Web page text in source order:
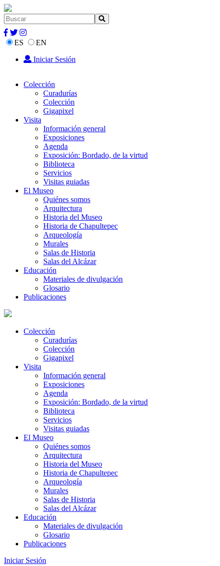
ES
EN
Iniciar Sesión
Colección
Curadurías
Colección
Gigapixel
Visita
Información general
Exposiciones
Agenda
Exposición: Bordado, de la virtud
Biblioteca
Servicios
Visitas guiadas
El Museo
Quiénes somos
Arquitectura
Historia del Museo
Historia de Chapultepec
Arqueología
Murales
Salas de Historia
Salas del Alcázar
Educación
Materiales de divulgación
Glosario
Publicaciones
Colección
Curadurías
Colección
Gigapixel
Visita
Información general
Exposiciones
Agenda
Exposición: Bordado, de la virtud
Biblioteca
Servicios
Visitas guiadas
El Museo
Quiénes somos
Arquitectura
Historia del Museo
Historia de Chapultepec
Arqueología
Murales
Salas de Historia
Salas del Alcázar
Educación
Materiales de divulgación
Glosario
Publicaciones
Iniciar Sesión